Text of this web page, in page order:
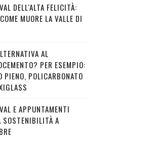
DELL'ALTA FELICITÀ:
MUORE LA VALLE DI
AL
PER ESEMPIO:
PIENO, POLICARBONATO
E APPUNTAMENTI
SOSTENIBILITÀ A